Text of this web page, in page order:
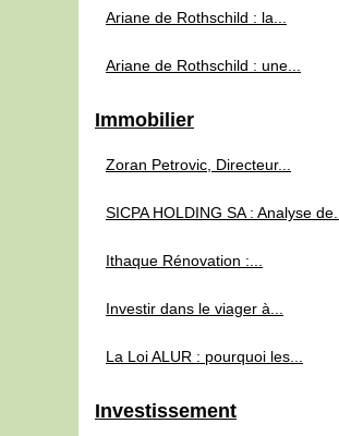
Ariane de Rothschild : la...
Ariane de Rothschild : une...
Immobilier
Zoran Petrovic, Directeur...
SICPA HOLDING SA : Analyse de...
Ithaque Rénovation :...
Investir dans le viager à...
La Loi ALUR : pourquoi les...
Investissement